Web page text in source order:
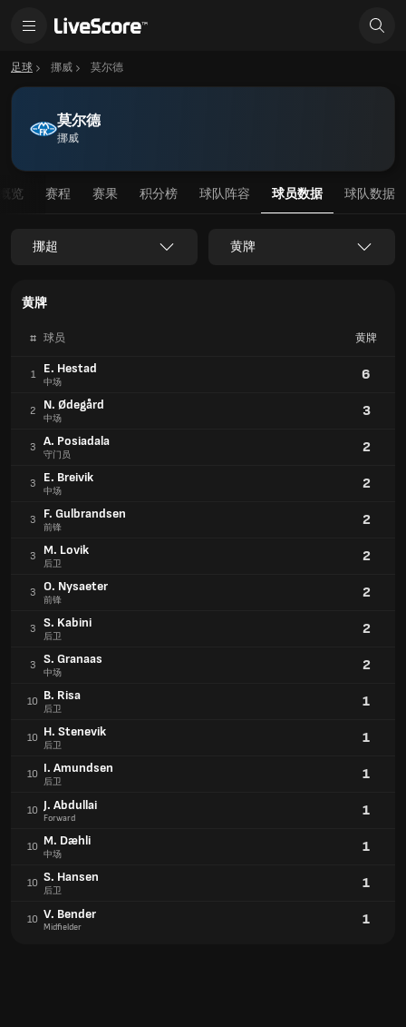
足球 挪威 莫尔德
莫尔德
挪威
览 赛程 赛果 积分榜 球队阵容 球员数据 球队数据
挪超 黄牌
黄牌
# 球员 黄牌
1 E. Hestad
中场 6
2 N. Ødegård
中场 3
3 A. Posiadala
守门员 2
3 E. Breivik
中场 2
3 F. Gulbrandsen
前锋 2
3 M. Lovik
后卫 2
3 O. Nysaeter
前锋 2
3 S. Kabini
后卫 2
3 S. Granaas
中场 2
10 B. Risa
后卫 1
10 H. Stenevik
后卫 1
10 I. Amundsen
后卫 1
10 J. Abdullai
Forward 1
10 M. Dæhli
中场 1
10 S. Hansen
后卫 1
10 V. Bender
Midfielder 1